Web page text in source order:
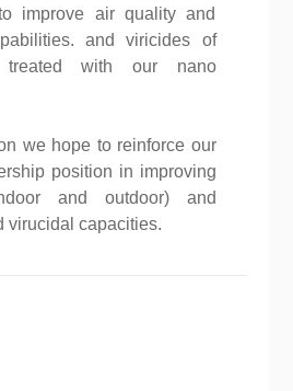
improve air quality and
and viricides of
treated with our nano
we hope to reinforce our
position in improving
and outdoor) and
virucidal capacities.